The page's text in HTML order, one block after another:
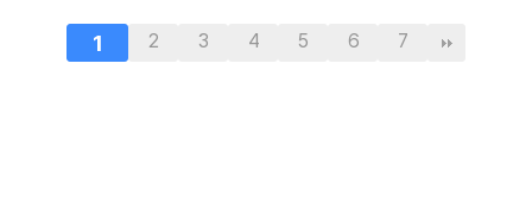
1 2 3 4 5 6 7